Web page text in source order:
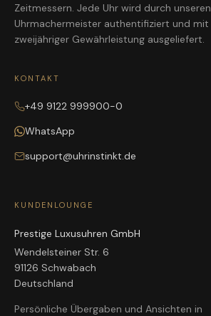
Zeitmessern. Jede Uhr wird durch unseren
Uhrmachermeister authentifiziert und mit
zweijähriger Gewährleistung ausgeliefert.
KONTAKT
+49 9122 999900-0
WhatsApp
support@uhrinstinkt.de
KUNDENLOUNGE
Prestige Luxusuhren GmbH
Wendelsteiner Str. 6
91126 Schwabach
Deutschland
Persönliche Übergaben und Ansichten in